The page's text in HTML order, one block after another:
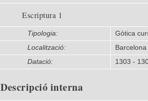
Escriptura 1
Tipologia:
Gòtica
Localització:
Barcelona
Datació:
1303 -
Descripció interna